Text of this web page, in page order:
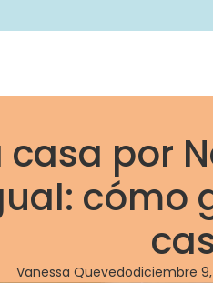
casa por
cómo
Vanessa Quevedodiciembre